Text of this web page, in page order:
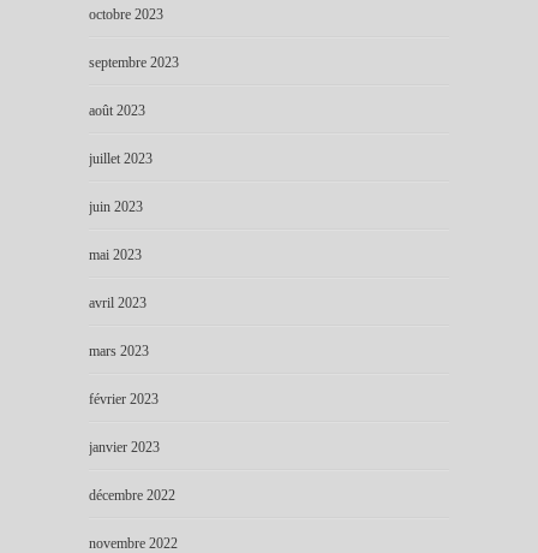
octobre 2023
septembre 2023
août 2023
juillet 2023
juin 2023
mai 2023
avril 2023
mars 2023
février 2023
janvier 2023
décembre 2022
novembre 2022